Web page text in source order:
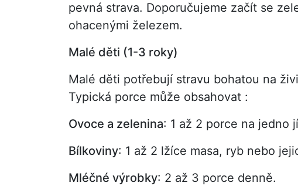
pevná strava. Doporučujeme začít se
ohacenými železem.
Malé děti (1-3 roky)
Malé děti potřebují stravu bohatou na
Typická porce může obsahovat :
Ovoce a zelenina: 1 až 2 porce na jedno
Bílkoviny: 1 až 2 lžíce masa, ryb nebo
Mléčné výrobky: 2 až 3 porce denně.